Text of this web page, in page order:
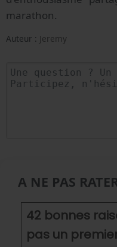
marathon.
Auteur : Jeremy
A NE PAS
42 bonnes
pas un